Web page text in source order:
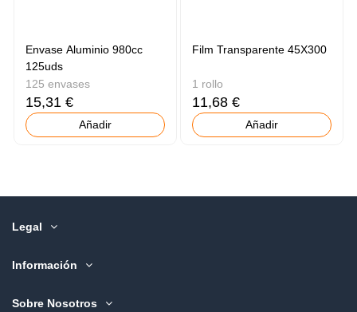
Envase Aluminio 980cc
125uds
125 envases
15,31 €
Añadir
Film Transparente 45X300
1 rollo
11,68 €
Añadir
Legal
Información
Sobre Nosotros